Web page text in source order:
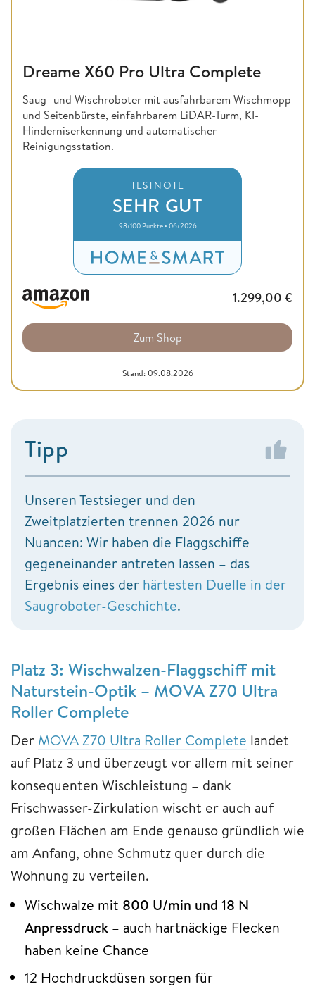
Dreame X60 Pro Ultra Complete
Saug- und Wischroboter mit ausfahrbarem Wischmopp
und Seitenbürste, einfahrbarem LiDAR-Turm, KI-
Hinderniserkennung und automatischer
Reinigungsstation.
TESTNOTE
SEHR GUT
98/100 Punkte • 06/2026
1.299,00 €
Zum Shop
Stand: 09.08.2026
Tipp
Unseren Testsieger und den
Zweitplatzierten trennen 2026 nur
Nuancen: Wir haben die Flaggschiffe
gegeneinander antreten lassen – das
Ergebnis eines der härtesten Duelle in der
Saugroboter-Geschichte.
Platz 3: Wischwalzen-Flaggschiff mit
Naturstein-Optik – MOVA Z70 Ultra
Roller Complete
Der MOVA Z70 Ultra Roller Complete landet
auf Platz 3 und überzeugt vor allem mit seiner
konsequenten Wischleistung – dank
Frischwasser-Zirkulation wischt er auch auf
großen Flächen am Ende genauso gründlich wie
am Anfang, ohne Schmutz quer durch die
Wohnung zu verteilen.
Wischwalze mit 800 U/min und 18 N
Anpressdruck – auch hartnäckige Flecken
haben keine Chance
12 Hochdruckdüsen sorgen für